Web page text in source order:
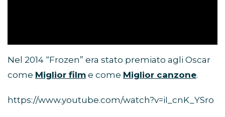
Nel 2014 “Frozen” era stato premiato agli Oscar
come Miglior film e come Miglior canzone.
https://www.youtube.com/watch?v=iI_cnK_YSro